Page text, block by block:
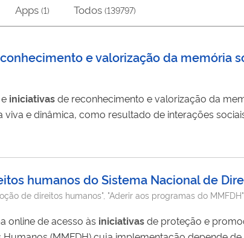
Apps (1) Todos (139797)
e valorização da memória
iniciativasde reconhecimento e valorização da
e dinâmica, como resultado de interações
interesses dos componentes do grupo. Os Pontos
de mudança...
humanos do Sistema Nacional de
de direitos humanos", "Aderir aos programas do MMFDH"
online de acesso às iniciativasde proteção e